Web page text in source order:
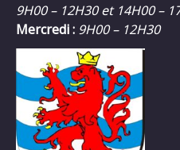
9H00 – 12H30 et 14H00 –
Mercredi : 9H00 – 12H30